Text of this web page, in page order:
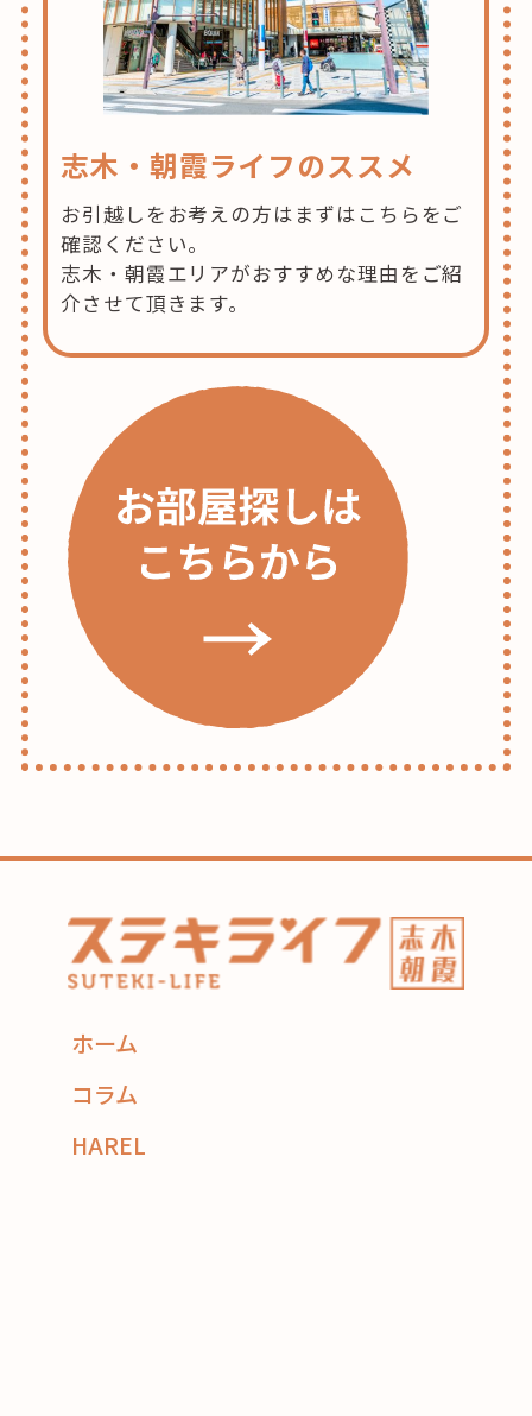
志木・朝霞ライフのススメ
お引越しをお考えの方はまずはこちらをご
確認ください。
志木・朝霞エリアがおすすめな理由をご紹
介させて頂きます。
ホーム
コラム
HAREL